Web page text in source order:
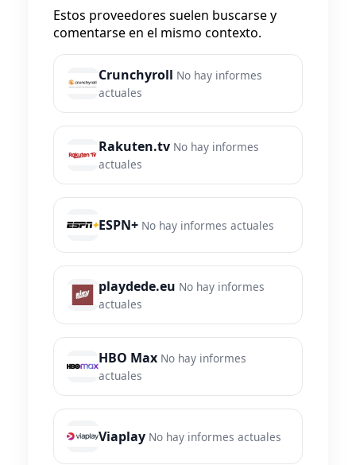
Estos proveedores suelen buscarse y
comentarse en el mismo contexto.
Crunchyroll No hay informes
actuales
Rakuten.tv No hay informes
actuales
ESPN+ No hay informes actuales
playdede.eu No hay informes
actuales
HBO Max No hay informes
actuales
Viaplay No hay informes actuales